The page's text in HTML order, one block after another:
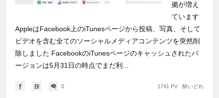
拠が増え
ています
AppleはFacebook上のiTunesページから投稿、写真、そして
ビデオを含む全てのソーシャルメディアコンテンツを突然削
除しました FacebookのiTunesページのキャッシュされたバ
ージョンは5月31日の時点でまだ利...
0 酔いどれ
1741 PV